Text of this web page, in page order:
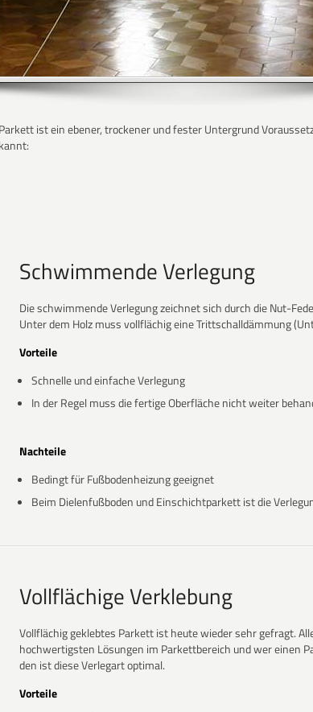
ist ein ebener, trockener und fester Untergrund
Schwimmende Verlegung
Die schwimmende Verlegung zeichnet sich durch die Nut-
Unter dem Holz muss vollflächig eine Trittschalldämmung
Vorteile
Schnelle und einfache Verlegung
In der Regel muss die fertige Oberfläche nicht weiter
Nachteile
Bedingt für Fußbodenheizung geeignet
Beim Dielenfußboden und Einschichtparkett ist die
Vollflächige Verklebung
Vollflächig geklebtes Parkett ist heute wieder sehr gefragt.
hochwertigsten Lösungen im Parkettbereich und wer einen
den ist diese Verlegart optimal.
Vorteile